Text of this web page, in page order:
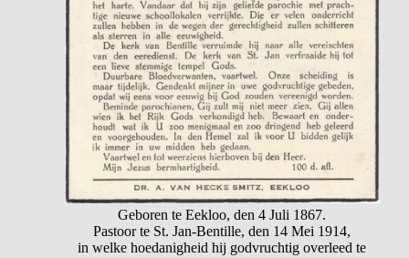
Geboren te Eekloo, den 4 Juli 1867.
Pastoor te St. Jan-Bentille, den 14 Mei 1914,
in welke hoedanigheid hij godvruchtig overleed te